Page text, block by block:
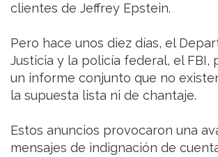
clientes de Jeffrey Epstein.
Pero hace unos diez días, el
Justicia y la policía federal, el FBI,
un informe conjunto que no
la supuesta lista ni de chantaje.
Estos anuncios provocaron una
mensajes de indignación de